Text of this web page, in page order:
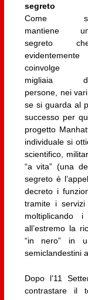
segreto
Come
mantiene
segreto
evidentemente
coinvolge
migliaia
persone, nei
se si guarda al
successo per
progetto
individuale si
scientifico,
“a vita” (una
segreto è
decreto i
tramite i servizi
moltiplicando
all’estremo la
“in nero” in
semiclandestini
Dopo l’11
contrastare il